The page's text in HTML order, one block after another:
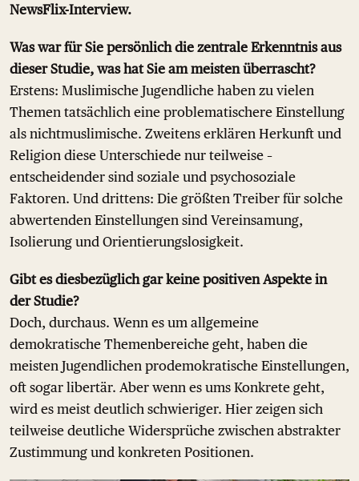
NewsFlix-Interview.
Was war für Sie persönlich die zentrale Erkenntnis aus
dieser Studie, was hat Sie am meisten überrascht?
Erstens: Muslimische Jugendliche haben zu vielen
Themen tatsächlich eine problematischere Einstellung
als nichtmuslimische. Zweitens erklären Herkunft und
Religion diese Unterschiede nur teilweise –
entscheidender sind soziale und psychosoziale
Faktoren. Und drittens: Die größten Treiber für solche
abwertenden Einstellungen sind Vereinsamung,
Isolierung und Orientierungslosigkeit.
Gibt es diesbezüglich gar keine positiven Aspekte in
der Studie?
Doch, durchaus. Wenn es um allgemeine
demokratische Themenbereiche geht, haben die
meisten Jugendlichen prodemokratische Einstellungen,
oft sogar libertär. Aber wenn es ums Konkrete geht,
wird es meist deutlich schwieriger. Hier zeigen sich
teilweise deutliche Widersprüche zwischen abstrakter
Zustimmung und konkreten Positionen.